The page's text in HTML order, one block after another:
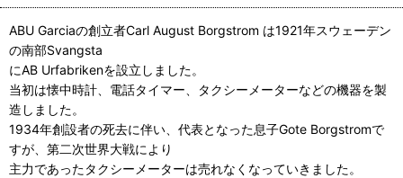
ABU Garciaの創立者Carl August Borgstrom は1921年スウェーデン
の南部Svangsta
にAB Urfabrikenを設立しました。
当初は懐中時計、電話タイマー、タクシーメーターなどの機器を製
造しました。
1934年創設者の死去に伴い、代表となった息子Gote Borgstromで
すが、第二次世界大戦により
主力であったタクシーメーターは売れなくなっていきました。